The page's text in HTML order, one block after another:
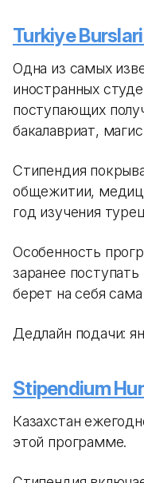
Turkiye Burslari
Одна из самых
иностранных
поступающих
бакалавриат,
Стипендия
общежитии,
год изучения
Особенность
заранее
берет на себя
Дедлайн подачи:
Stipendium
Казахстан
этой программе.